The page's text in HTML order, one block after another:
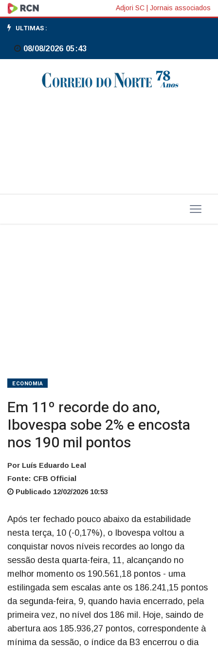
Em
11º
recorde
encosta
Adjori SC Jornais associados
ULTIMAS :
08/08/2026 05:43
ECONOMIA
Em 11º recorde do ano,
Ibovespa sobe 2% e encosta
nos 190 mil pontos
Por Luís Eduardo Leal
Fonte: CFB Official
Publicado 12/02/2026 10:53
Após ter fechado pouco abaixo da estabilidade
nesta terça, 10 (-0,17%), o Ibovespa voltou a
conquistar novos níveis recordes ao longo da
sessão desta quarta-feira, 11, alcançando no
melhor momento os 190.561,18 pontos - uma
estilingada sem escalas ante os 186.241,15 pontos
da segunda-feira, 9, quando havia encerrado, pela
primeira vez, no nível dos 186 mil. Hoje, saindo de
abertura aos 185.936,27 pontos, correspondente à
mínima da sessão, o índice da B3 encerrou o dia